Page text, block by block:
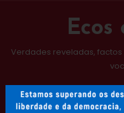
Ecos
Verdades reveladas,